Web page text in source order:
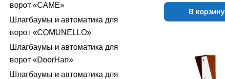
В корзину
ворот «CAME»
Шлагбаумы и автоматика для
ворот «COMUNELLO»
Шлагбаумы и автоматика для
ворот «DoorHan»
Шлагбаумы и автоматика для